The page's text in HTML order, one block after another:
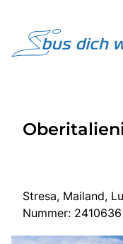
Highlights
Stresa, Mailand,
Nummer: 2410636